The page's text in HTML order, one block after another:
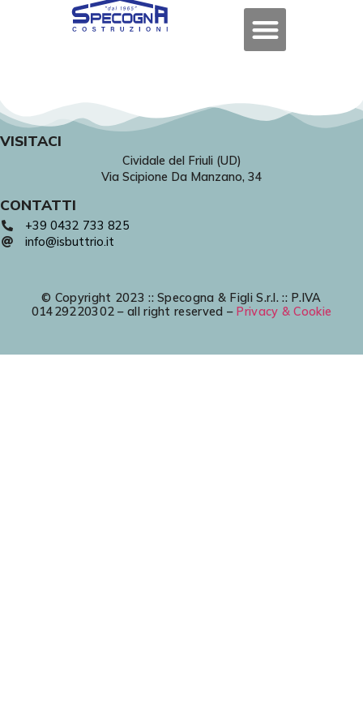
VISITACI
Cividale del Friuli (UD)
Via Scipione Da Manzano, 34
CONTATTI
+39 0432 733 825
info@isbuttrio.it
© Copyright 2023 :: Specogna & Figli S.r.l. :: P.IVA
01429220302 – all right reserved – Privacy & Cookie